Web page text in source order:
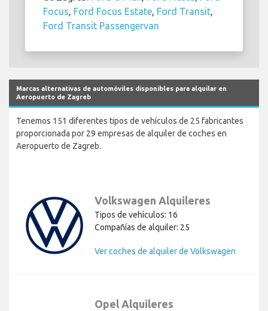
Focus, Ford Focus Estate, Ford Transit,
Ford Transit Passengervan
Marcas alternativas de automóviles disponibles para alquilar en
Aeropuerto de Zagreb
Tenemos 151 diferentes tipos de vehículos de 25 fabricantes
proporcionada por 29 empresas de alquiler de coches en
Aeropuerto de Zagreb.
Volkswagen Alquileres
Tipos de vehículos: 16
Compañías de alquiler: 25
Ver coches de alquiler de Volkswagen
Opel Alquileres